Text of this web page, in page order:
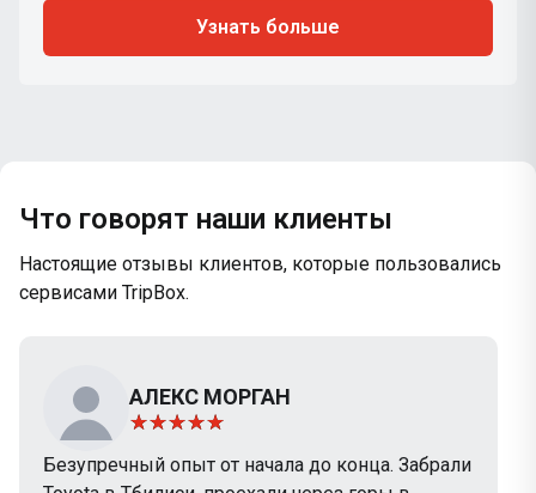
Узнать больше
Что говорят наши клиенты
Настоящие отзывы клиентов, которые пользовались
сервисами TripBox.
АЛЕКС МОРГАН
Безупречный опыт от начала до конца. Забрали